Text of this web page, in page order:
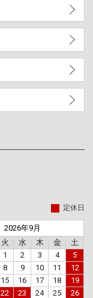
定休日
2026年9月
火 水 木 金
土
1
2 3 4
5
8 9 10 11
12
15 16 17 18
19
22 23 24 25
26